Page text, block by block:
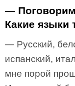
— Поговорим
Какие языки
— Русский,
испанский,
мне порой